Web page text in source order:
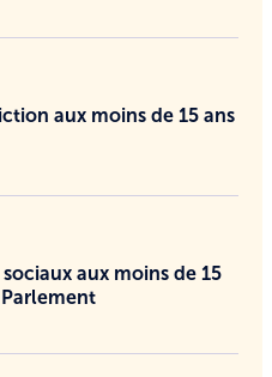
aux moins de 15 ans
aux moins de 15